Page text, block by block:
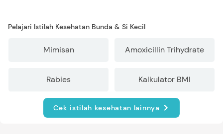
Pelajari Istilah Kesehatan Bunda & Si Kecil
Mimisan Amoxicillin Trihydrate
Rabies Kalkulator BMI
Cek istilah kesehatan lainnya